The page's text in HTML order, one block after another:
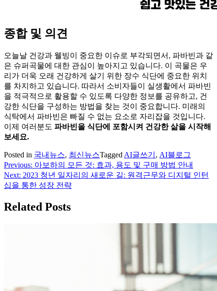
종합 및 의견
오늘날 건강과 웰빙이 중요한 이슈로 부각되면서, 파바빈과 같
은 슈퍼곡물에 대한 관심이 높아지고 있습니다. 이 곡물은 우
리가 더욱 오래 건강하게 살기 위한 장수 식단에 중요한 위치
를 차지하고 있습니다. 따라서 소비자들이 실생활에서 파바빈
을 적극적으로 활용할 수 있도록 다양한 정보를 공유하고, 건
강한 식단을 구성하는 방법을 찾는 것이 중요합니다. 미래의
식탁에서 파바빈은 빠질 수 없는 요소로 자리잡을 것입니다.
이제 여러분도 파바빈을 식단에 포함시켜 건강한 삶을 시작해
보세요.
Posted in 국내뉴스, 최신뉴스Tagged AI글쓰기 , AI블로그
글
탐
Previous: 아보하의 모든 것: 효과, 용도 및 구매 방법 안내
Next: 2023 청년 일자리의 새로운 길: 원격근무와 디지털 인턴
십을 통한 성장 전략
Related Posts